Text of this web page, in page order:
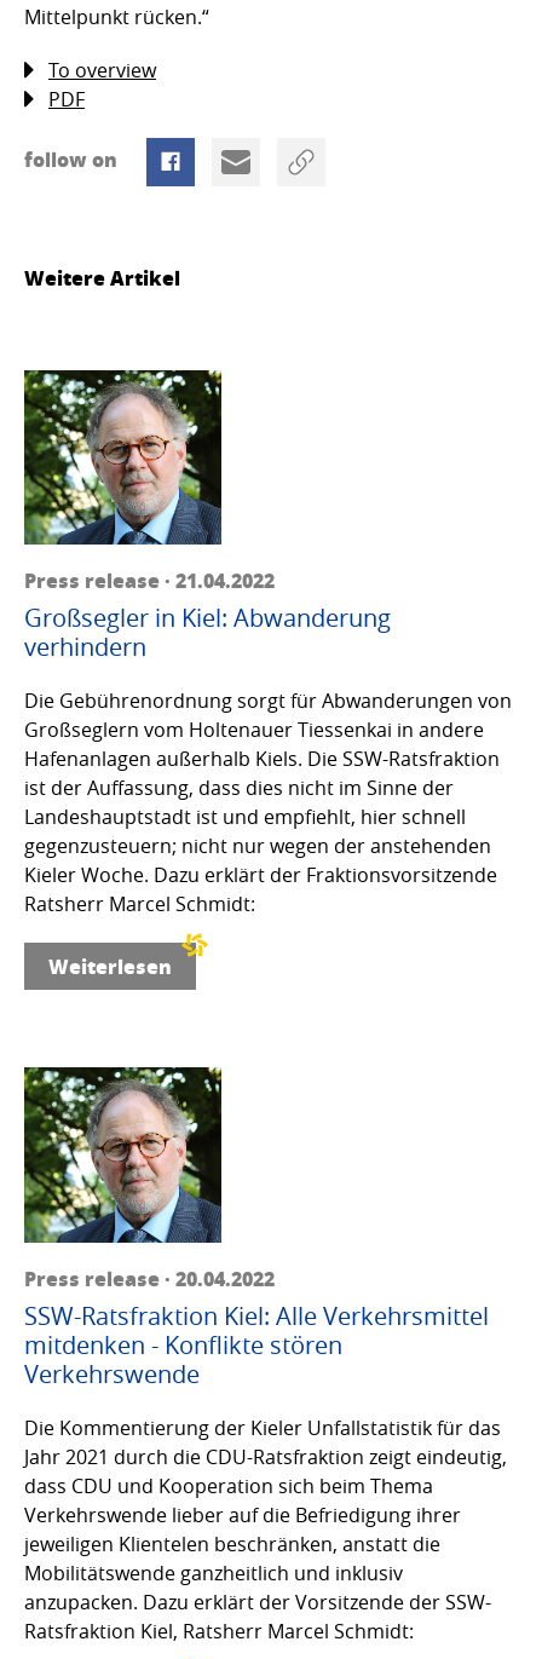
Mittelpunkt rücken.“
To overview
PDF
follow on
Weitere Artikel
Press release · 21.04.2022
Großsegler in Kiel: Abwanderung
verhindern
Die Gebührenordnung sorgt für Abwanderungen von
Großseglern vom Holtenauer Tiessenkai in andere
Hafenanlagen außerhalb Kiels. Die SSW-Ratsfraktion
ist der Auffassung, dass dies nicht im Sinne der
Landeshauptstadt ist und empfiehlt, hier schnell
gegenzusteuern; nicht nur wegen der anstehenden
Kieler Woche. Dazu erklärt der Fraktionsvorsitzende
Ratsherr Marcel Schmidt:
Weiterlesen
Press release · 20.04.2022
SSW-Ratsfraktion Kiel: Alle Verkehrsmittel
mitdenken - Konflikte stören
Verkehrswende
Die Kommentierung der Kieler Unfallstatistik für das
Jahr 2021 durch die CDU-Ratsfraktion zeigt eindeutig,
dass CDU und Kooperation sich beim Thema
Verkehrswende lieber auf die Befriedigung ihrer
jeweiligen Klientelen beschränken, anstatt die
Mobilitätswende ganzheitlich und inklusiv
anzupacken. Dazu erklärt der Vorsitzende der SSW-
Ratsfraktion Kiel, Ratsherr Marcel Schmidt: